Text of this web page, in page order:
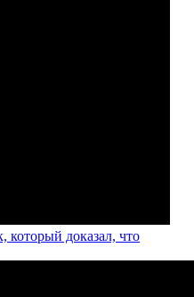
который доказал, что